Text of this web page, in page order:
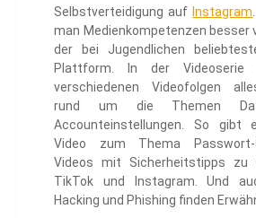
Selbstverteidigung auf Instagram
man Medienkompetenzen besser
der bei Jugendlichen
Plattform. In der
verschiedenen Videofolgen
rund um die Themen
Accounteinstellungen. So gibt
Video zum Thema Passwort-
Videos mit Sicherheitstipps zu
TikTok und Instagram. Und
Hacking und Phishing finden